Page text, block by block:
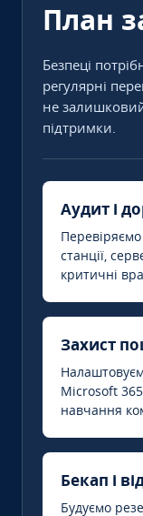
План
Безпеці
регулярні
не
підтримки.
Аудит і
станції,
критичні
Захист
Microsoft
навчання
Бекап і
Будуємо